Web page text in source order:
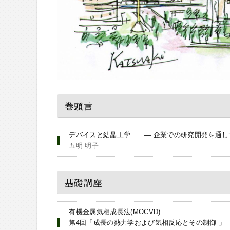
巻頭言
デバイスと結晶工学 ― 企業での研究開発を通
五明 明子
基礎講座
有機金属気相成長法(MOCVD)
第4回「成長の熱力学および気相反応とその制御 」